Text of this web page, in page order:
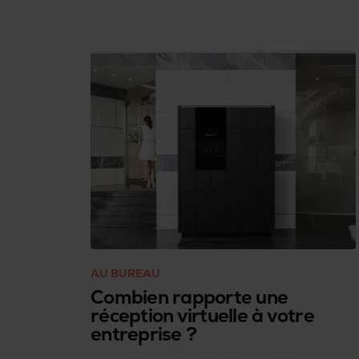
devoir rester chez eux pour que le colis
qu’on leur a déposé ne soit pas perdu ou
volé.
AU BUREAU
Combien rapporte une
réception virtuelle à votre
entreprise ?